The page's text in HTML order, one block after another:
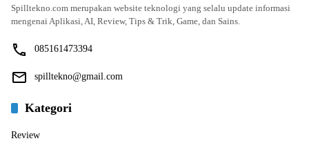
Spilltekno.com merupakan website teknologi yang selalu update informasi
mengenai Aplikasi, AI, Review, Tips & Trik, Game, dan Sains.
085161473394
spilltekno@gmail.com
Kategori
Review